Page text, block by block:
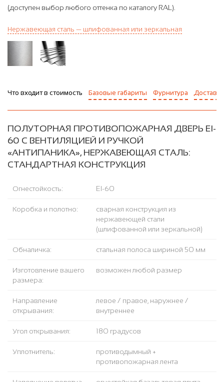
(доступен выбор любого оттенка по каталогу RAL).
Нержавеющая сталь — шлифованная или зеркальная
Что входит в стоимость Базовые габариты Фурнитура Доставка
ПОЛУТОРНАЯ ПРОТИВОПОЖАРНАЯ ДВЕРЬ EI-
60 С ВЕНТИЛЯЦИЕЙ И РУЧКОЙ
«АНТИПАНИКА», НЕРЖАВЕЮЩАЯ СТАЛЬ:
СТАНДАРТНАЯ КОНСТРУКЦИЯ
Огнестойкость: EI-60
Коробка и полотно:
сварная конструкция из
нержавеющей стали
(шлифованной или зеркальной)
Обналичка: стальная полоса шириной 50 мм
Изготовление вашего
размера:
возможен любой размер
Направление
открывания:
левое / правое, наружнее /
внутреннее
Угол открывания: 180 градусов
Уплотнитель:
противодымный +
противопожарная лента